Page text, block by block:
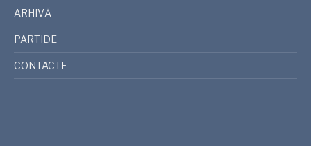
ARHIVĂ
PARTIDE
CONTACTE